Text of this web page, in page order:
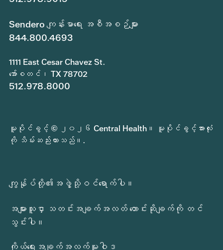
Sendero ကျန်းမာရေး အစီအစဉ်များ
844.800.4693
1111 East Cesar Chavez St.
အော်စတင်၊ TX 78702
512.978.8000
မူပိုင်ခွင့် © ၂၀၂၆ Central Health။ မူပိုင်ခွင့်အားလုံး
ကို သိမ်းဆည်းထားသည်။.
ကျွန်ုပ်တို့၏အဖွဲ့သို့ဝင်ရောက်ပါ။
အများသူငှာ သတင်းအချက်အလတ် တောင်းဆိုချက်ကို တင်
သွင်းပါ။
ကိုယ်ရေးအချက်အလက်မူဝါဒ